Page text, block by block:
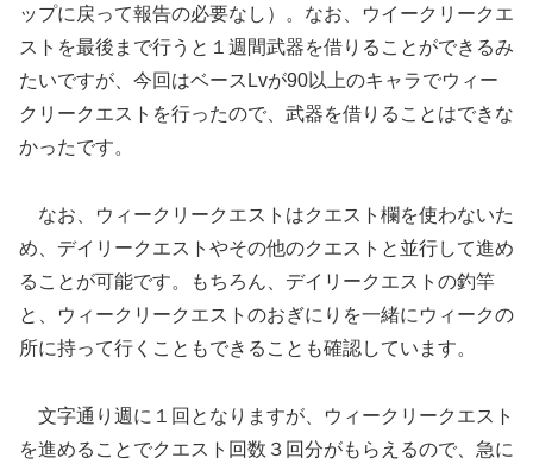
ップに戻って報告の必要なし）。なお、ウイークリークエ
ストを最後まで行うと１週間武器を借りることができるみ
たいですが、今回はベースLvが90以上のキャラでウィー
クリークエストを行ったので、武器を借りることはできな
かったです。
なお、ウィークリークエストはクエスト欄を使わないた
め、デイリークエストやその他のクエストと並行して進め
ることが可能です。もちろん、デイリークエストの釣竿
と、ウィークリークエストのおぎにりを一緒にウィークの
所に持って行くこともできることも確認しています。
文字通り週に１回となりますが、ウィークリークエスト
を進めることでクエスト回数３回分がもらえるので、急に